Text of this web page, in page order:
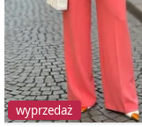
wyprzedaż